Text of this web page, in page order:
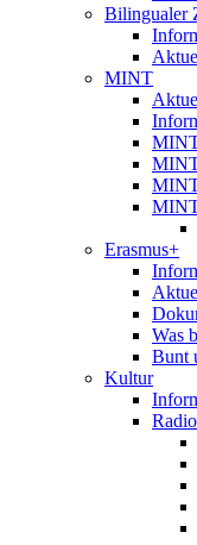
Bilingualer
MINT
Erasmus+
Was
Bunt
Kultur